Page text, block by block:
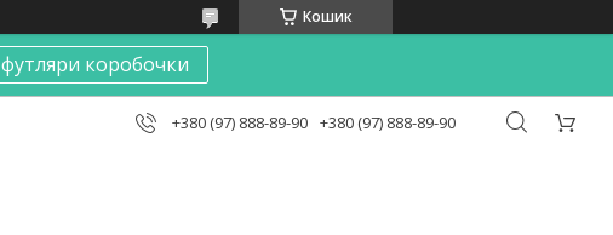
Кошик
футляри коробочки
+380 (97) 888-89-90 +380 (97) 888-89-90